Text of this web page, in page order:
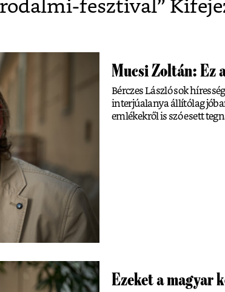
fesztival”
Mucsi Zoltán: Ez
Bérczes László sok
interjúalanya állítólag
emlékekről is szó esett
Ezeket a magyar